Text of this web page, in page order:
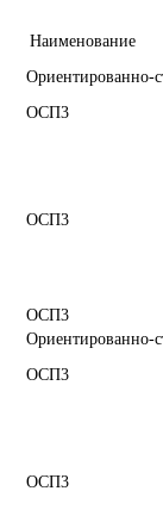
Наименование
Ориентированно-
ОСП3
ОСП3
ОСП3
Ориентированно-
ОСП3
ОСП3